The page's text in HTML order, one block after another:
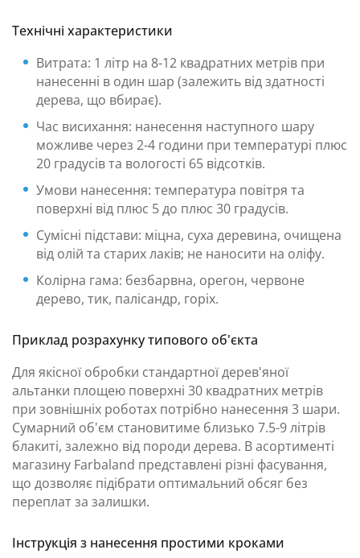
Технічні характеристики
Витрата: 1 літр на 8-12 квадратних метрів при
нанесенні в один шар (залежить від здатності
дерева, що вбирає).
Час висихання: нанесення наступного шару
можливе через 2-4 години при температурі плюс
20 градусів та вологості 65 відсотків.
Умови нанесення: температура повітря та
поверхні від плюс 5 до плюс 30 градусів.
Сумісні підстави: міцна, суха деревина, очищена
від олій та старих лаків; не наносити на оліфу.
Колірна гама: безбарвна, орегон, червоне
дерево, тик, палісандр, горіх.
Приклад розрахунку типового об'єкта
Для якісної обробки стандартної дерев'яної
альтанки площею поверхні 30 квадратних метрів
при зовнішніх роботах потрібно нанесення 3 шари.
Сумарний об'єм становитиме близько 7.5-9 літрів
блакиті, залежно від породи дерева. В асортименті
магазину Farbaland представлені різні фасування,
що дозволяє підібрати оптимальний обсяг без
переплат за залишки.
Інструкція з нанесення простими кроками